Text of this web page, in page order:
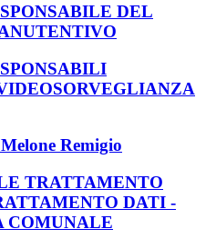
DEL
Remigio
TRATTAMENTO
DATI -
COMUNALE